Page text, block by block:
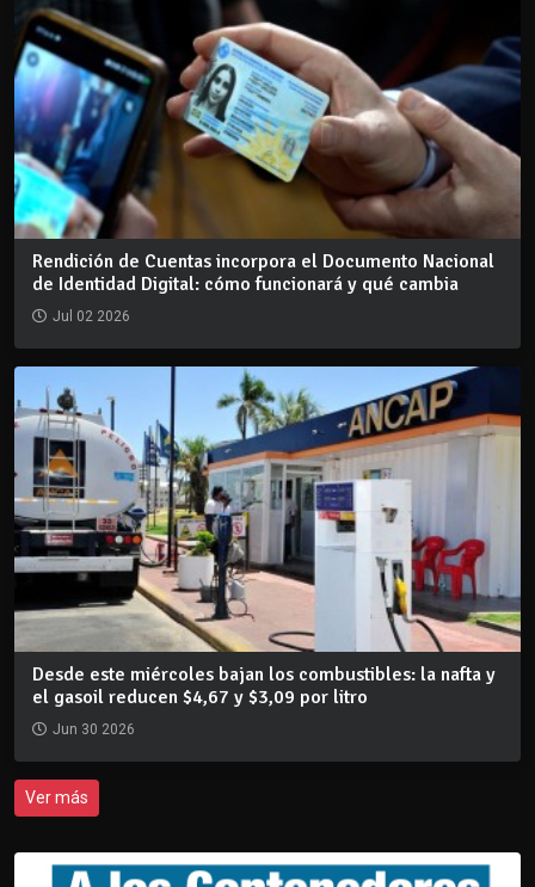
Rendición de Cuentas incorpora el Documento Nacional
de Identidad Digital: cómo funcionará y qué cambia
Jul 02 2026
Desde este miércoles bajan los combustibles: la nafta y
el gasoil reducen $4,67 y $3,09 por litro
Jun 30 2026
Ver más